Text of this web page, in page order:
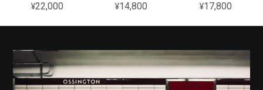
¥22,000 ¥14,800 ¥17,800